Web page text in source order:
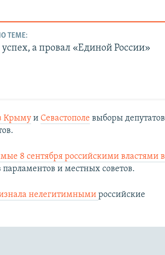
ТЕМЕ:
успех, а провал «Единой России»
Крыму и Севастополе выборы депутатов
8 сентября российскими властями в
парламентов и местных советов.
нелегитимнымироссийские